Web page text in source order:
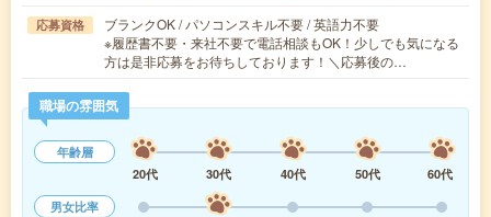
応募資格
ブランクOK / パソコンスキル不要 / 英語力不要
※履歴書不要・来社不要で電話相談もOK！少しでも気になる
方は是非応募をお待ちしております！＼応募後の…
職場の雰囲気
年齢層
20代
30代 40代 50代
60代
男女比率